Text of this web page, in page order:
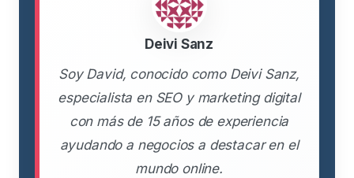
Deivi Sanz
Soy David, conocido como Deivi Sanz,
especialista en SEO y marketing digital
con más de 15 años de experiencia
ayudando a negocios a destacar en el
mundo online.